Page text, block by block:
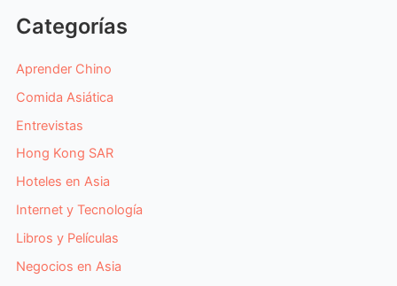
Categorías
Aprender Chino
Comida Asiática
Entrevistas
Hong Kong SAR
Hoteles en Asia
Internet y Tecnología
Libros y Películas
Negocios en Asia